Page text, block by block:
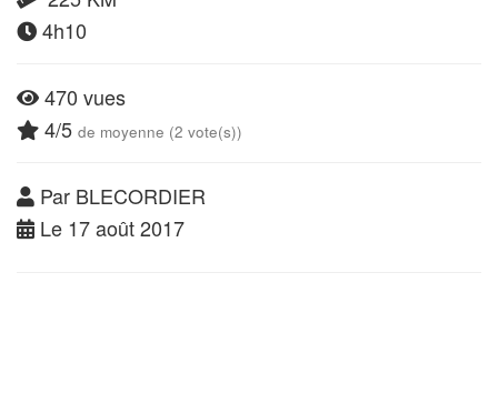
4h10
470 vues
4/5 de moyenne (2 vote(s))
Par BLECORDIER
Le 17 août 2017